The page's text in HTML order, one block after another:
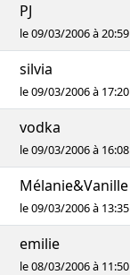
PJ
le 09/03/2006 à 20:59
silvia
le 09/03/2006 à 17:20
vodka
le 09/03/2006 à 16:08
Mélanie&Vanille
le 09/03/2006 à 13:35
emilie
le 08/03/2006 à 11:50